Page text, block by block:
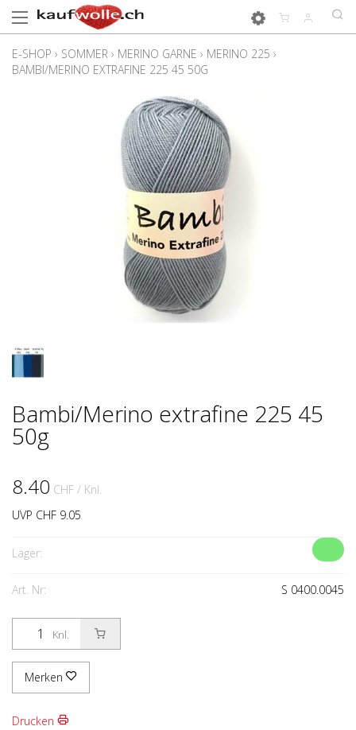
E-SHOP › SOMMER › MERINO GARNE › MERINO 225 ›
BAMBI/MERINO EXTRAFINE 225 45 50G
Bambi/Merino extrafine 225 45
50g
8.40 CHF / Knl.
UVP CHF 9.05
Lager:
Art. Nr: S 0400.0045
Knl.
Merken
Drucken